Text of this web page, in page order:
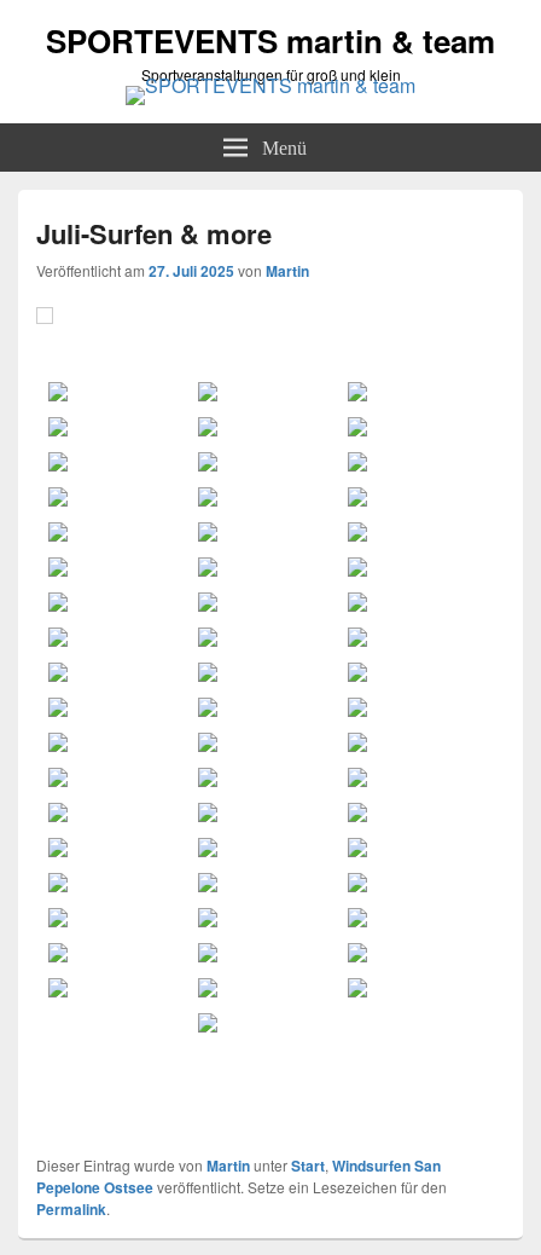
SPORTEVENTS martin & team
Sportveranstaltungen für groß und klein
Menü
Juli-Surfen & more
Veröffentlicht am 27. Juli 2025von Martin
Dieser Eintrag wurde von MartinunterStart, Windsurfen San
Pepelone Ostseeveröffentlicht. Setze ein Lesezeichen für den
Permalink.